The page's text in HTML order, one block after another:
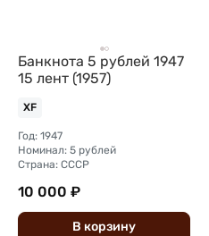
Банкнота 5 рублей 1947
15 лент (1957)
XF
Год: 1947
Номинал: 5 рублей
Страна: СССР
10 000 ₽
В корзину